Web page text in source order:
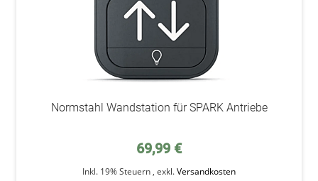
Normstahl Wandstation für SPARK Antriebe
69,99 €
Inkl. 19% Steuern , exkl.Versandkosten